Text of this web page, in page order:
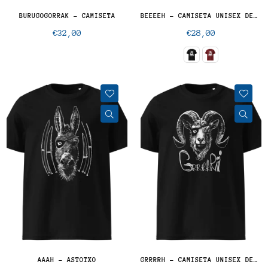
BURUGOGORRAK - CAMISETA
Precio
€32,00
BEEEEH - CAMISETA UNISEX DE ALGODÓN ORGÁNICO
Precio
€28,00
AAAH - ASTOTXO GRRRRH - CAMISETA UNISEX DE ALGODÓN ORGÁNICO